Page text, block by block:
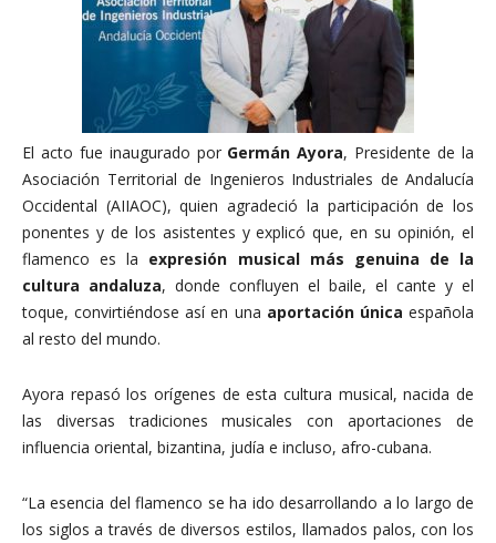
El acto fue inaugurado por Germán Ayora, Presidente de la
Asociación Territorial de Ingenieros Industriales de Andalucía
Occidental (AIIAOC), quien agradeció la participación de los
ponentes y de los asistentes y explicó que, en su opinión, el
flamenco es la expresión musical más genuina de la
cultura andaluza, donde confluyen el baile, el cante y el
toque, convirtiéndose así en una aportación única española
al resto del mundo.
Ayora repasó los orígenes de esta cultura musical, nacida de
las diversas tradiciones musicales con aportaciones de
influencia oriental, bizantina, judía e incluso, afro-cubana.
“La esencia del flamenco se ha ido desarrollando a lo largo de
los siglos a través de diversos estilos, llamados palos, con los